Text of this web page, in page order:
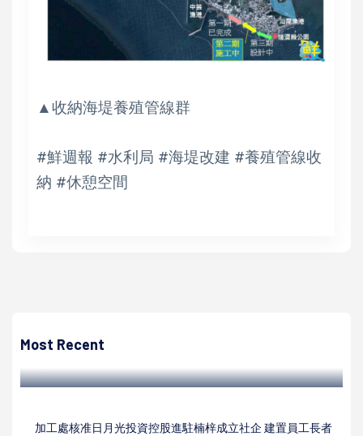
▲收納海堤養殖管線群
#鮮週報 #水利局 #海堤改建 #養殖管線收
納 #休憩空間
Most Recent
台日美濃市疫後重啟文化交流 見證雙方深厚情誼
加工處核准日月光投資控股進駐楠梓成立社企 建置員工長者